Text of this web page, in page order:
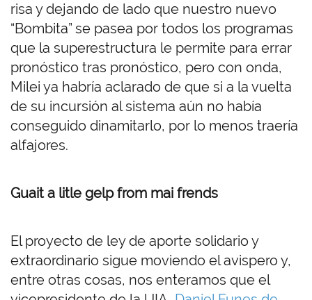
risa y dejando de lado que nuestro nuevo
“Bombita” se pasea por todos los programas
que la superestructura le permite para errar
pronóstico tras pronóstico, pero con onda,
Milei ya habría aclarado de que si a la vuelta
de su incursión al sistema aún no había
conseguido dinamitarlo, por lo menos traería
alfajores.
Guait a litle gelp from mai frends
El proyecto de ley de aporte solidario y
extraordinario sigue moviendo el avispero y,
entre otras cosas, nos enteramos que el